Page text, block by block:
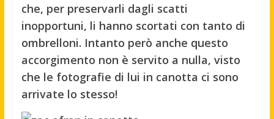
che, per preservarli dagli scatti
inopportuni, li hanno scortati con tanto di
ombrelloni. Intanto però anche questo
accorgimento non è servito a nulla, visto
che le fotografie di lui in canotta ci sono
arrivate lo stesso!